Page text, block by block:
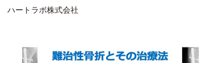
ハートラボ株式会社